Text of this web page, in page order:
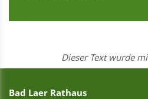
Dieser Text wurde
Bad Laer Rathaus